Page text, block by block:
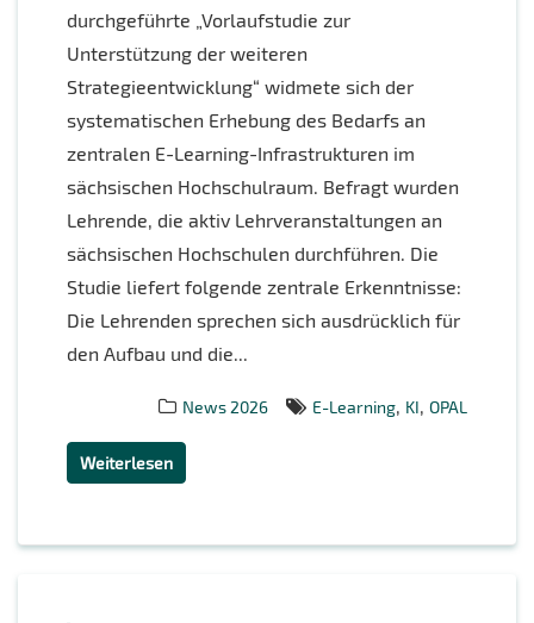
durchgeführte „Vorlaufstudie zur
Unterstützung der weiteren
Strategieentwicklung“ widmete sich der
systematischen Erhebung des Bedarfs an
zentralen E-Learning-Infrastrukturen im
sächsischen Hochschulraum. Befragt wurden
Lehrende, die aktiv Lehrveranstaltungen an
sächsischen Hochschulen durchführen. Die
Studie liefert folgende zentrale Erkenntnisse:
Die Lehrenden sprechen sich ausdrücklich für
den Aufbau und die...
News 2026 E-Learning, KI, OPAL
Weiterlesen